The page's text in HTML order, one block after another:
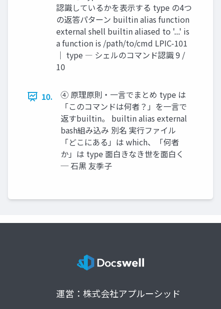
認識しているかを表示する type の4つ
の返答パターン builtin alias function
external shell builtin aliased to '...' is
a function is /path/to/cmd LPIC-101
｜ type ― シェルのコマンド認識 9 /
10
10.
④ 原理原則・一言でまとめ type は
「このコマンドは何者？」を一言で
返すbuiltin。 builtin alias external
bash組み込み 別名 実行ファイル
「どこにある」は which、「何者
か」は type 面白きなき世を面白く
─ 石黒 友季子
運営：株式会社アプルーシッド